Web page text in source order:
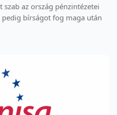
az ország pénzintézetei
bírságot fog maga után